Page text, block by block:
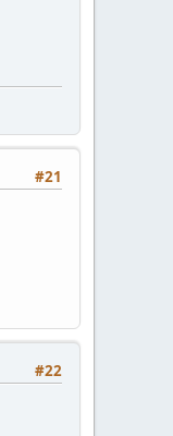
#21
#22